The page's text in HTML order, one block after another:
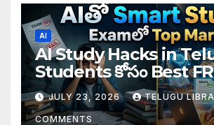
AI
AI Study Hacks in
Students కోసం Best
Tools & Smart Study
(2026)
JULY 23, 2026 TELUGU
COMMENTS